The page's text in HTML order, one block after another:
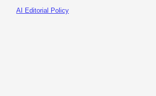
AI Editorial Policy